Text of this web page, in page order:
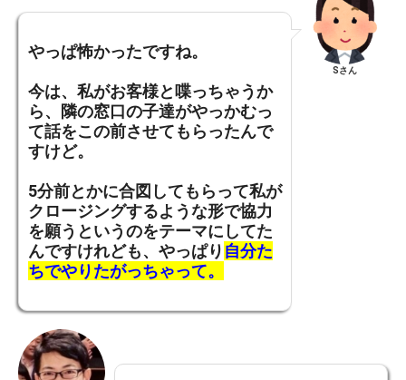
やっぱ怖かったですね。
今は、私がお客様と喋っちゃうか
ら、隣の窓口の子達がやっかむっ
て話をこの前させてもらったんで
すけど。
5分前とかに合図してもらって私が
クロージングするような形で協力
を願うというのをテーマにしてた
んですけれども、やっぱり 自分た
ちでやりたがっちゃって。
Sさん